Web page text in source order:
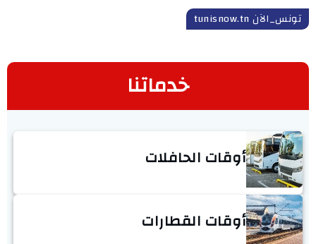
تونس_الآن tunisnow.tn
خدماتنا
أوقات الحافلات
أوقات القطارات